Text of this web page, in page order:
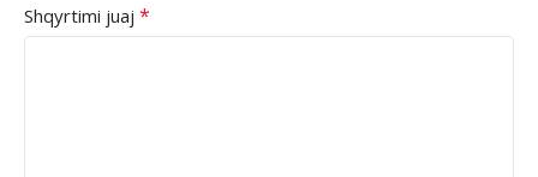
Shqyrtimi juaj *